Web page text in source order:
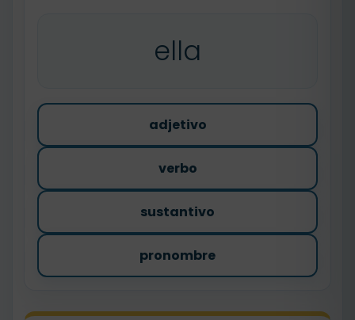
ella
adjetivo
verbo
sustantivo
pronombre